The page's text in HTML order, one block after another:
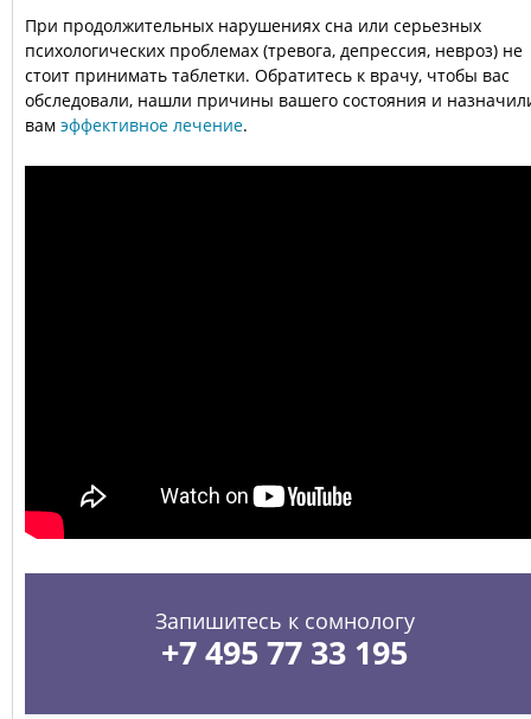
При продолжительных нарушениях сна или серьезных
психологических проблемах (тревога, депрессия, невроз) не
стоит принимать таблетки. Обратитесь к врачу, чтобы вас
обследовали, нашли причины вашего состояния и
вам эффективное лечение.
Запишитесь к сомнологу
+7 495 77 33 195